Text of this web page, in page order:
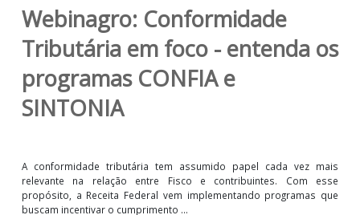
Webinagro: Conformidade
Tributária em foco - entenda
SINTONIA